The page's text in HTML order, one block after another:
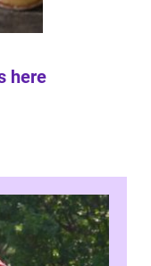
here